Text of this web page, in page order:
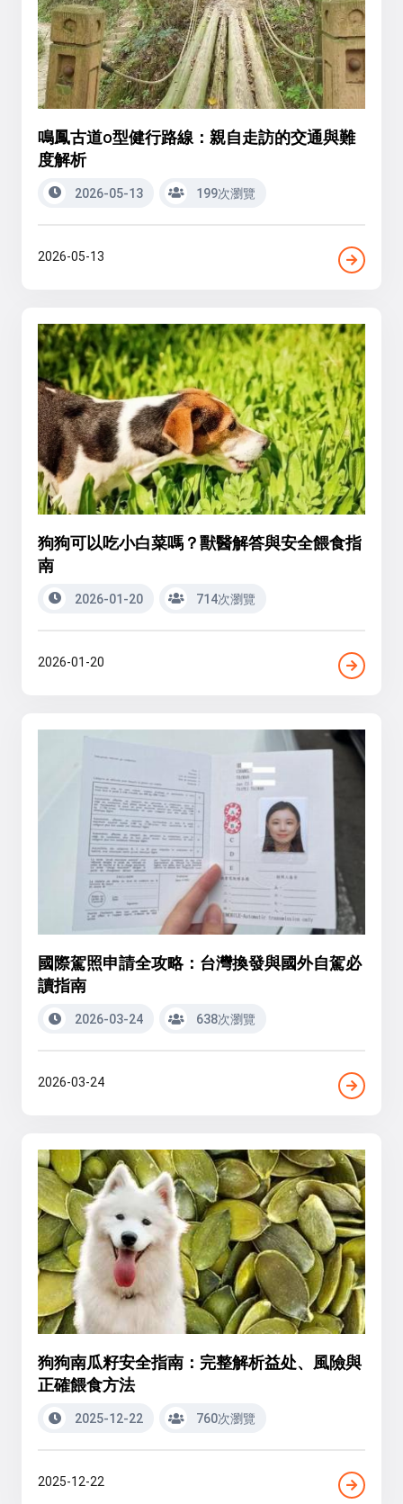
鳴鳳古道o型健行路線：親自走訪的交通與難
度解析
2026-05-13 199次瀏覽
2026-05-13
狗狗可以吃小白菜嗎？獸醫解答與安全餵食指
南
2026-01-20 714次瀏覽
2026-01-20
國際駕照申請全攻略：台灣換發與國外自駕必
讀指南
2026-03-24 638次瀏覽
2026-03-24
狗狗南瓜籽安全指南：完整解析益处、風險與
正確餵食方法
2025-12-22 760次瀏覽
2025-12-22